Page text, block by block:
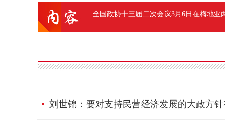
全国政协十三届二次会议3月6日在梅地亚
刘世锦：要对支持民营经济发展的大政方